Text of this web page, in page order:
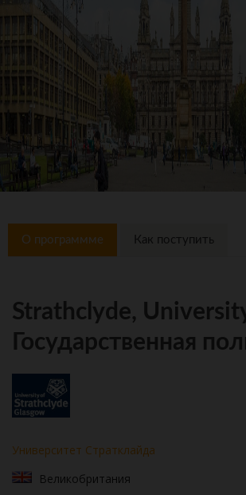
О программме Как поступить
Strathclyde,
Государственная
Университет Стратклайда
Великобритания